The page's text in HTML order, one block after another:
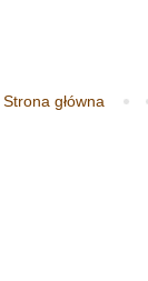
Strona główna